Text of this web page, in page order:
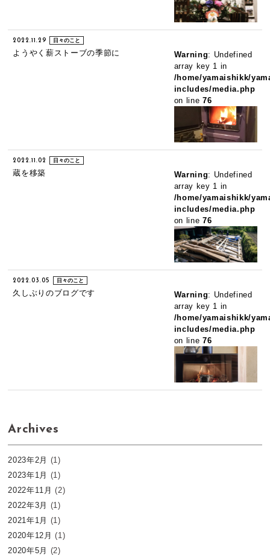
Warning: Undefined
array key 1 in
/home/yamaishikk/
includes/media.php
on line76
2022.11.29 日々のこと
ようやく薪ストーブの季節に
Warning: Undefined
array key 1 in
/home/yamaishikk/
includes/media.php
on line76
2022.11.02 日々のこと
蔵を移築
Warning: Undefined
array key 1 in
/home/yamaishikk/
includes/media.php
on line76
2022.03.05 日々のこと
久しぶりのブログです
Archives
2023年2月 (1)
2023年1月 (1)
2022年11月 (2)
2022年3月 (1)
2021年1月 (1)
2020年12月 (1)
2020年5月 (2)